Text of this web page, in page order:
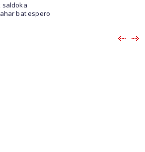
saldoka
bat espero